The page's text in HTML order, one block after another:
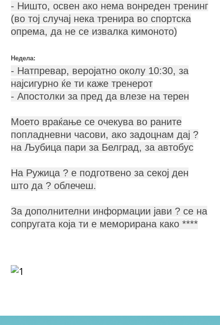
- Ништо, освен ако нема вонреден тренинг
(во тој случај нека тренира во спортска
опрема, да не се извалка кимоното)
Недела:
- Натпревар, веројатно околу 10:30, за
најсигурно ќе ти каже тренерот
- Апостолки за пред да влезе на терен
Моето враќање се очекува во раните
попладневни часови, ако задоцнам дај ?
на Љубица пари за Белград, за автобус
На Ружица ? е подготвено за секој ден
што да ? облечеш.
За дополнителни информации јави ? се на
сопругата која ти е меморирана како ****